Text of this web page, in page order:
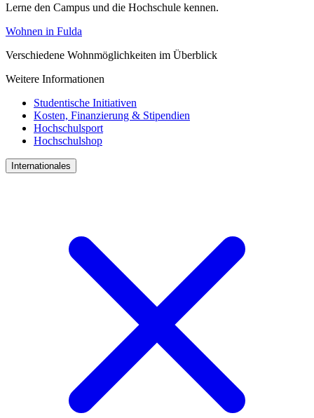
Lerne den Campus und die Hochschule kennen.
Wohnen in Fulda
Verschiedene Wohnmöglichkeiten im Überblick
Weitere Informationen
Studentische Initiativen
Kosten, Finanzierung & Stipendien
Hochschulsport
Hochschulshop
Internationales